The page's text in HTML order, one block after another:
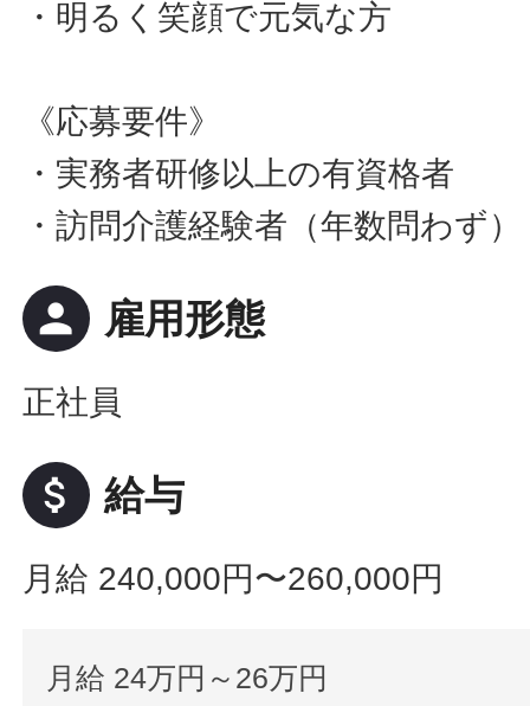
・明るく笑顔で元気な方
《応募要件》
・実務者研修以上の有資格者
・訪問介護経験者（年数問わず）
person 雇用形態
正社員
attach_money 給与
月給 240,000円〜260,000円
月給 24万円～26万円